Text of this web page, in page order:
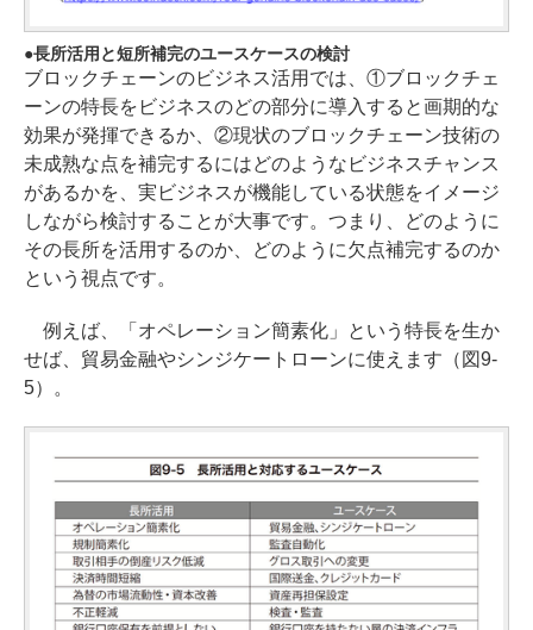
長所活用と短所補完のユースケースの検討
ブロックチェーンのビジネス活用では、①ブロックチェ
ーンの特長をビジネスのどの部分に導入すると画期的な
効果が発揮できるか、②現状のブロックチェーン技術の
未成熟な点を補完するにはどのようなビジネスチャンス
があるかを、実ビジネスが機能している状態をイメージ
しながら検討することが大事です。つまり、どのように
その長所を活用するのか、どのように欠点補完するのか
という視点です。
例えば、「オペレーション簡素化」という特長を生か
せば、貿易金融やシンジケートローンに使えます（図9-
5）。